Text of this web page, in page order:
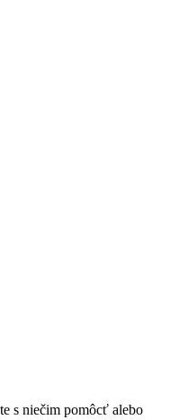
s niečim pomôcť alebo